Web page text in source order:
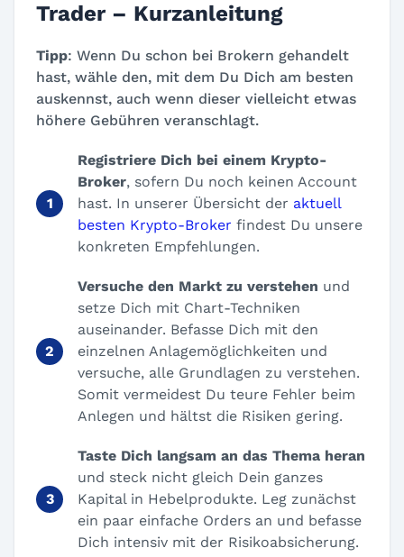
Trader – Kurzanleitung
Tipp: Wenn Du schon bei Brokern gehandelt
hast, wähle den, mit dem Du Dich am besten
auskennst, auch wenn dieser vielleicht etwas
höhere Gebühren veranschlagt.
Registriere Dich bei einem Krypto-
Broker, sofern Du noch keinen Account
hast. In unserer Übersicht der aktuell
besten Krypto-Broker findest Du unsere
konkreten Empfehlungen.
Versuche den Markt zu verstehen und
setze Dich mit Chart-Techniken
auseinander. Befasse Dich mit den
einzelnen Anlagemöglichkeiten und
versuche, alle Grundlagen zu verstehen.
Somit vermeidest Du teure Fehler beim
Anlegen und hältst die Risiken gering.
Taste Dich langsam an das Thema heran
und steck nicht gleich Dein ganzes
Kapital in Hebelprodukte. Leg zunächst
ein paar einfache Orders an und befasse
Dich intensiv mit der Risikoabsicherung.